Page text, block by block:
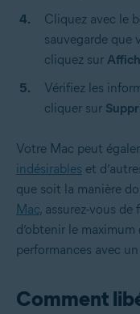
Cliquez avec le
sauvegarde que
cliquez sur
Vérifiez les
cliquer sur
Votre Mac peut
indésirables et
que soit la manière
Mac, assurez-vous
d’obtenir le maximum
performances avec
Comment